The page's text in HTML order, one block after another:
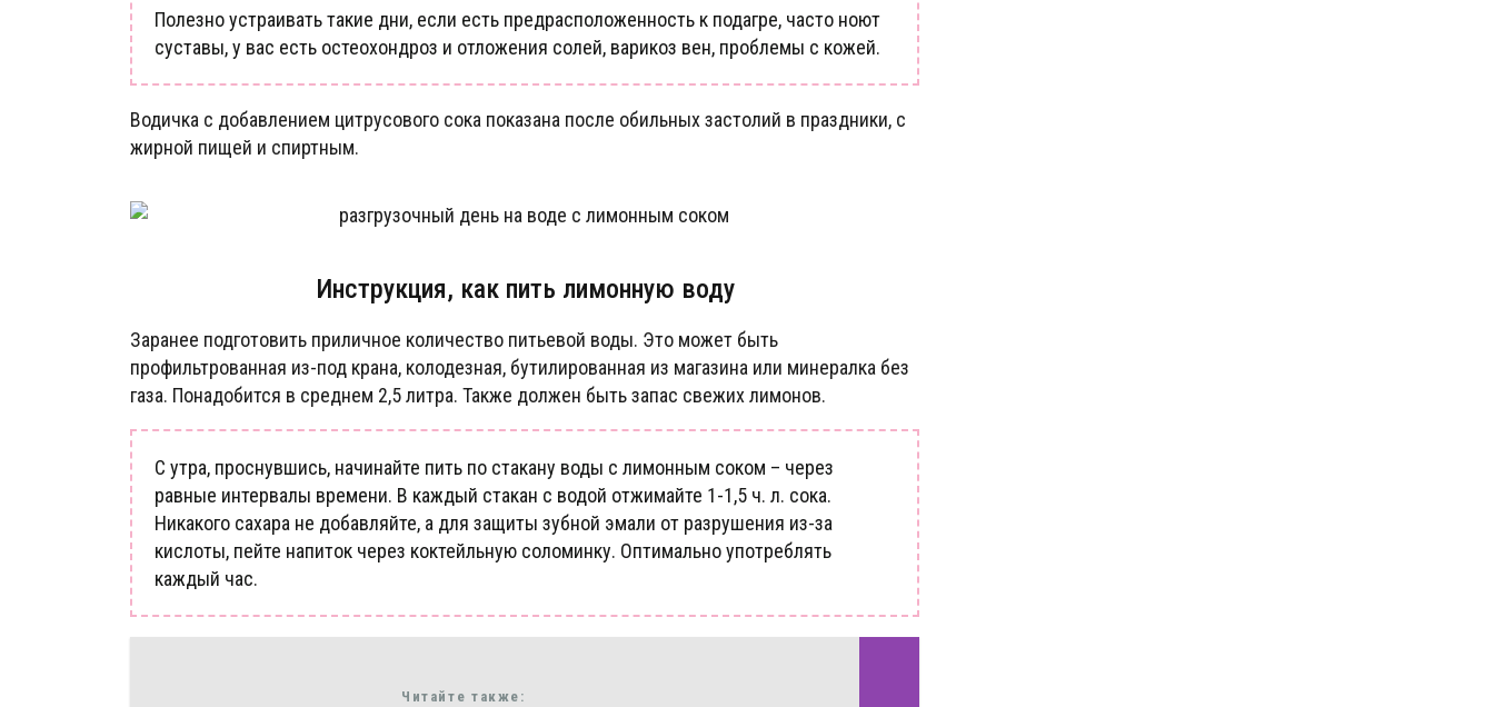
Полезно устраивать такие дни, если есть предрасположенность к подагре, часто ноют
суставы, у вас есть остеохондроз и отложения солей, варикоз вен, проблемы с кожей.
Водичка с добавлением цитрусового сока показана после обильных застолий в праздники, с
жирной пищей и спиртным.
Инструкция, как пить лимонную воду
Заранее подготовить приличное количество питьевой воды. Это может быть
профильтрованная из-под крана, колодезная, бутилированная из магазина или минералка без
газа. Понадобится в среднем 2,5 литра. Также должен быть запас свежих лимонов.
С утра, проснувшись, начинайте пить по стакану воды с лимонным соком – через
равные интервалы времени. В каждый стакан с водой отжимайте 1-1,5 ч. л. сока.
Никакого сахара не добавляйте, а для защиты зубной эмали от разрушения из-за
кислоты, пейте напиток через коктейльную соломинку. Оптимально употреблять
каждый час.
Читайте также: